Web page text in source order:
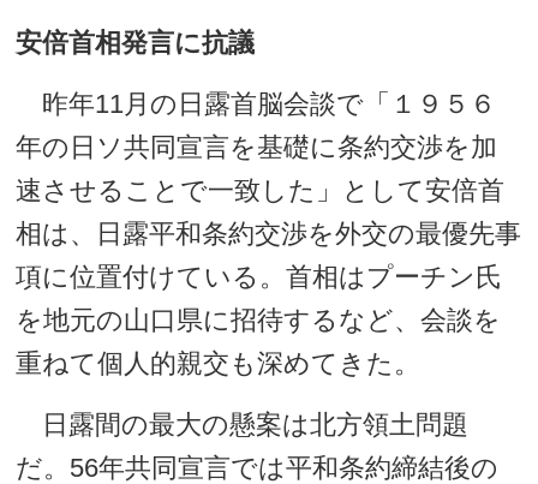
安倍首相発言に抗議
昨年11月の日露首脳会談で「１９５６
年の日ソ共同宣言を基礎に条約交渉を加
速させることで一致した」として安倍首
相は、日露平和条約交渉を外交の最優先事
項に位置付けている。首相はプーチン氏
を地元の山口県に招待するなど、会談を
重ねて個人的親交も深めてきた。
日露間の最大の懸案は北方領土問題
だ。56年共同宣言では平和条約締結後の